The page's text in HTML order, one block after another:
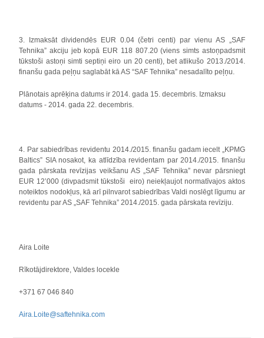
3. Izmaksāt dividendēs EUR 0.04 (četri centi) par vienu AS „SAF
Tehnika” akciju jeb kopā EUR 118 807.20 (viens simts astoņpadsmit
tūkstoši astoņi simti septiņi eiro un 20 centi), bet atlikušo 2013./2014.
finanšu gada peļņu saglabāt kā AS “SAF Tehnika” nesadalīto peļņu.
Plānotais aprēķina datums ir 2014. gada 15. decembris. Izmaksu
datums - 2014. gada 22. decembris.
4. Par sabiedrības revidentu 2014./2015. finanšu gadam iecelt „KPMG
Baltics” SIA nosakot, ka atlīdzība revidentam par 2014./2015. finanšu
gada pārskata revīzijas veikšanu AS „SAF Tehnika” nevar pārsniegt
EUR 12’000 (divpadsmit tūkstoši eiro) neiekļaujot normatīvajos aktos
noteiktos nodokļus, kā arī pilnvarot sabiedrības Valdi noslēgt līgumu ar
revidentu par AS „SAF Tehnika” 2014./2015. gada pārskata revīziju.
Aira Loite
Rīkotājdirektore, Valdes locekle
+371 67 046 840
Aira.Loite@saftehnika.com